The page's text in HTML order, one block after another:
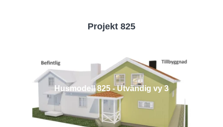
Projekt 825
Husmodell 825 - Utvändig vy 3